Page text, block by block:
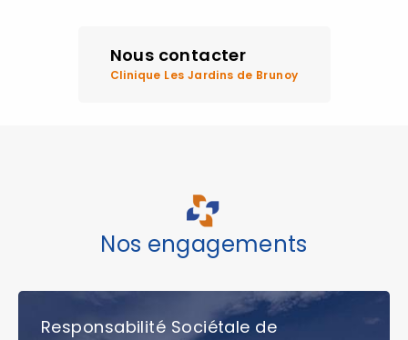
Nous contacter
Clinique Les Jardins de Brunoy
Nos engagements
Responsabilité Sociétale de